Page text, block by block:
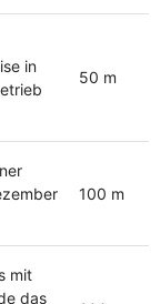
in
50 m
100 m
mit
das